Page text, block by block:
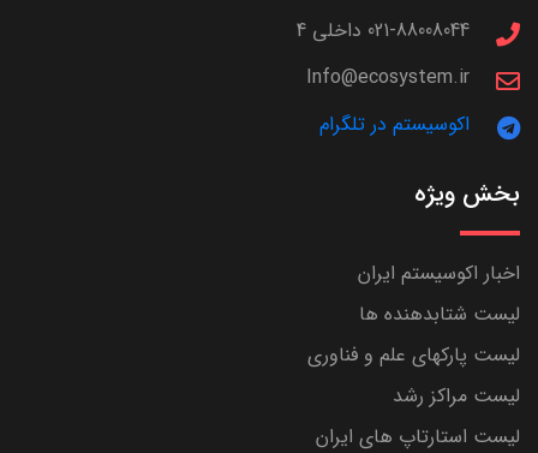
021-88008044 داخلی 4
Info@ecosystem.ir
اکوسیستم در تلگرام
بخش ویژه
اخبار اکوسیستم ایران
لیست شتابدهنده ها
لیست پارکهای علم و فناوری
لیست مراکز رشد
لیست استارتاپ های ایران